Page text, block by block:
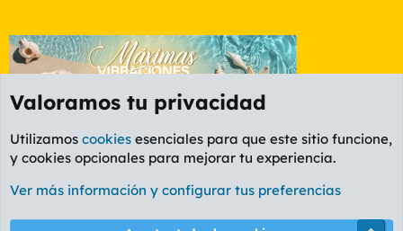
Etiquetas
Cookies
PL OLDSTYLE AMARILLO
Valoramos tu privacidad
Utilizamos cookies esenciales para que este sitio funcione,
y cookies opcionales para mejorar tu experiencia.
Ver más información y configurar tus preferencias